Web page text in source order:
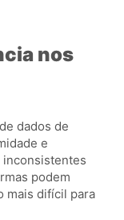
nos
dados de
e
inconsistentes
podem
mais difícil para